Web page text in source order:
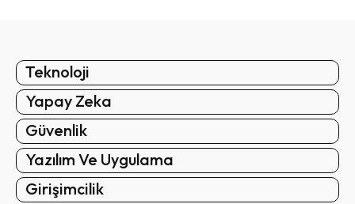
Teknoloji
Yapay Zeka
Güvenlik
Yazılım Ve Uygulama
Girişimcilik